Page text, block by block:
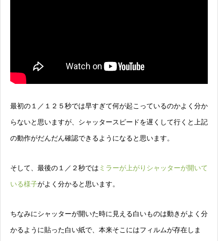
最初の１／１２５秒では早すぎて何が起こっているのかよく分か
らないと思いますが、シャッタースピードを遅くして行くと上記
の動作がだんだん確認できるようになると思います。
そして、最後の１／２秒では ミラーが上がりシャッターが開いて
いる様子がよく分かると思います。
ちなみにシャッターが開いた時に見える白いものは動きがよく分
かるように貼った白い紙で、本来そこにはフィルムが存在しま